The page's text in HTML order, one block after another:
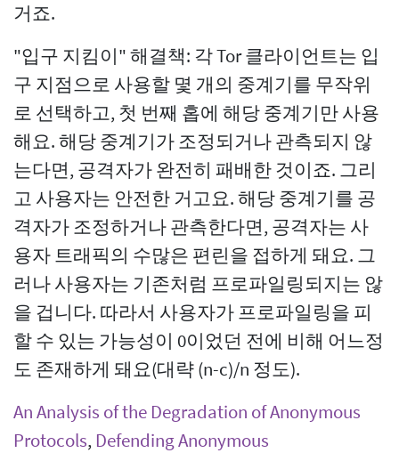
거죠.
"입구 지킴이" 해결책: 각 Tor 클라이언트는 입
구 지점으로 사용할 몇 개의 중계기를 무작위
로 선택하고, 첫 번째 홉에 해당 중계기만 사용
해요. 해당 중계기가 조정되거나 관측되지 않
는다면, 공격자가 완전히 패배한 것이죠. 그리
고 사용자는 안전한 거고요. 해당 중계기를 공
격자가 조정하거나 관측한다면, 공격자는 사
용자 트래픽의 수많은 편린을 접하게 돼요. 그
러나 사용자는 기존처럼 프로파일링되지는 않
을 겁니다. 따라서 사용자가 프로파일링을 피
할 수 있는 가능성이 0이었던 전에 비해 어느정
도 존재하게 돼요(대략 (n-c)/n 정도).
An Analysis of the Degradation of Anonymous
Protocols, Defending Anonymous